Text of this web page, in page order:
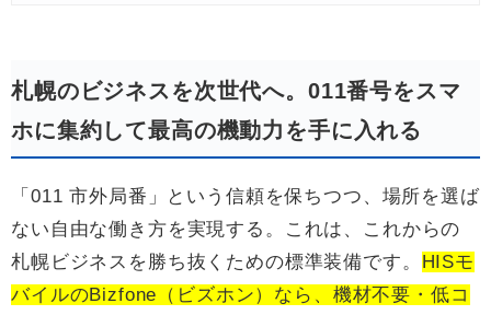
札幌のビジネスを次世代へ。011番号をスマ
ホに集約して最高の機動力を手に入れる
「011 市外局番」という信頼を保ちつつ、場所を選ば
ない自由な働き方を実現する。これは、これからの
札幌ビジネスを勝ち抜くための標準装備です。 HISモ
バイルのBizfone（ビズホン）なら、機材不要・低コ